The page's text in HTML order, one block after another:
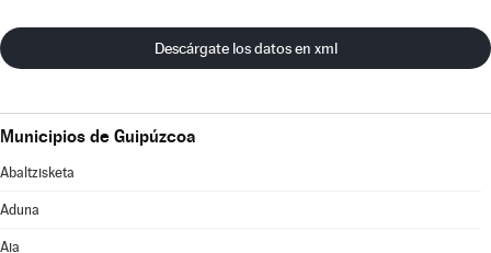
Descárgate los datos en xml
Municipios de Guipúzcoa
Abaltzisketa
Aduna
Aia